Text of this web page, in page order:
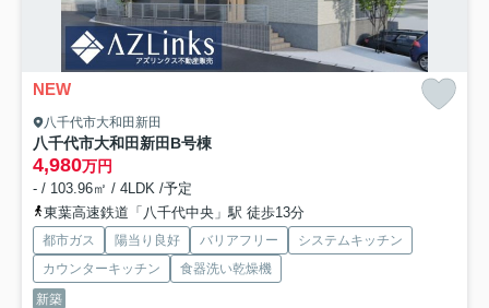
NEW
八千代市大和田新田
八千代市大和田新田 B号棟
4,980万円
- / 103.96㎡ / 4LDK /予定
東葉高速鉄道「八千代中央」駅 徒歩13分
都市ガス 陽当り良好 バリアフリー
システムキッチン
カウンターキッチン
食器洗い乾燥機
新築